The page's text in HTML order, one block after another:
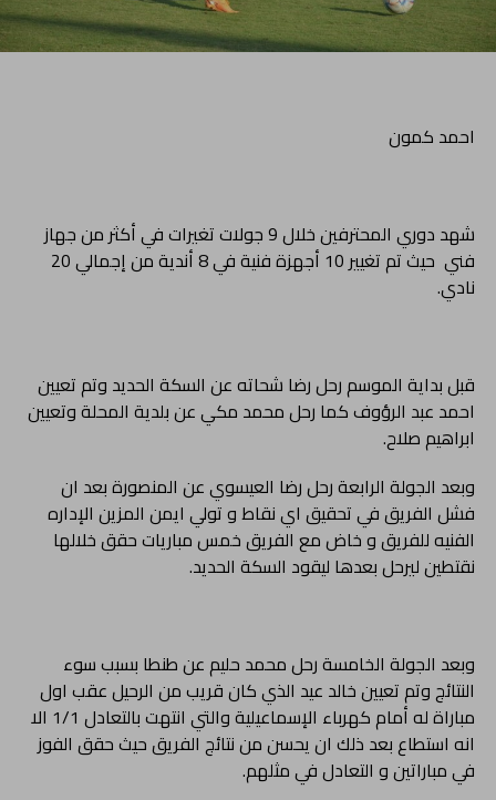
احمد كمون
شهد دوري المحترفين خلال 9 جولات تغيرات في أكثر من جهاز
فني حيث تم تغيير 10 أجهزة فنية في 8 أندية من إجمالي 20
نادي.
قبل بداية الموسم رحل رضا شحاته عن السكة الحديد وتم تعيين
احمد عبد الرؤوف كما رحل محمد مكي عن بلدية المحلة وتعيين
ابراهيم صلاح.
وبعد الجولة الرابعة رحل رضا العيسوي عن المنصورة بعد ان
فشل الفريق في تحقيق اي نقاط و تولي ايمن المزين الإداره
الفنيه للفريق و خاض مع الفريق خمس مباريات حقق خلالها
نقتطين ليرحل بعدها ليقود السكة الحديد.
وبعد الجولة الخامسة رحل محمد حليم عن طنطا بسبب سوء
النتائج وتم تعيين خالد عيد الذي كان قريب من الرحيل عقب اول
مباراة له أمام كهرباء الإسماعيلية والتي انتهت بالتعادل 1/1 الا
انه استطاع بعد ذلك ان يحسن من نتائج الفريق حيث حقق الفوز
في مباراتين و التعادل في مثلهم.